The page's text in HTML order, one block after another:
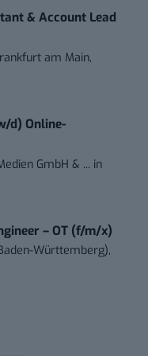
& Account Lead
am Main,
d) Online-
GmbH & ... in
– OT (f/m/x)
Württemberg),